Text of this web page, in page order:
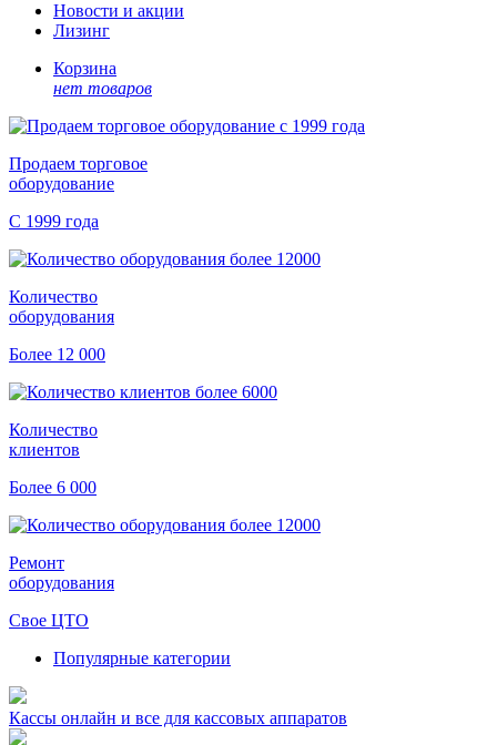
Новости и акции
Лизинг
Корзина
нет товаров
Продаем торговое
оборудование
С 1999 года
Количество
оборудования
Более 12 000
Количество
клиентов
Более 6 000
Ремонт
оборудования
Свое ЦТО
Популярные категории
Кассы онлайн и все для кассовых аппаратов